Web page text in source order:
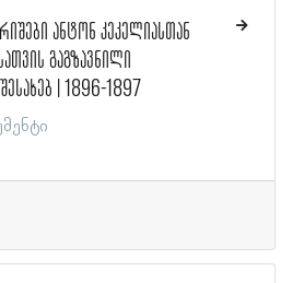
ანტონ კეკელიასთან
გაგზავნილი
| 1896-1897